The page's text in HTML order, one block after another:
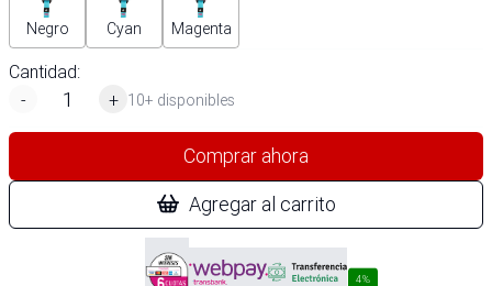
Negro Cyan Magenta
Cantidad:
-
+ 10+ disponibles
Comprar ahora
Agregar al carrito
4%